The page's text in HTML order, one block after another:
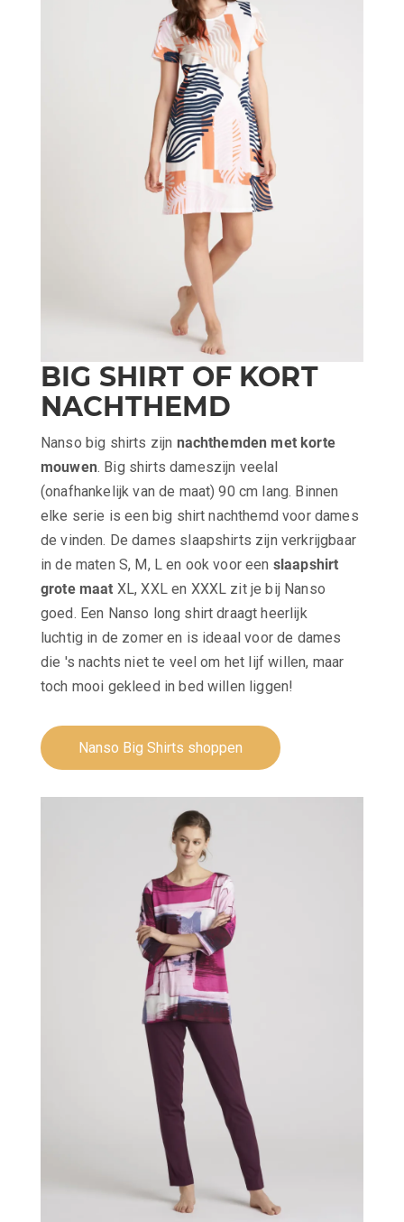
BIG SHIRT OF KORT
NACHTHEMD
Nanso big shirts zijn nachthemden met korte
mouwen. Big shirts dameszijn veelal
(onafhankelijk van de maat) 90 cm lang. Binnen
elke serie is een big shirt nachthemd voor dames
de vinden. De dames slaapshirts zijn verkrijgbaar
in de maten S, M, L en ook voor een slaapshirt
grote maat XL, XXL en XXXL zit je bij Nanso
goed. Een Nanso long shirt draagt heerlijk
luchtig in de zomer en is ideaal voor de dames
die 's nachts niet te veel om het lijf willen, maar
toch mooi gekleed in bed willen liggen!
Nanso Big Shirts shoppen